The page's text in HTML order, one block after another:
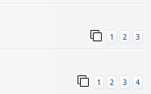
1 2 3
1 2 3 4